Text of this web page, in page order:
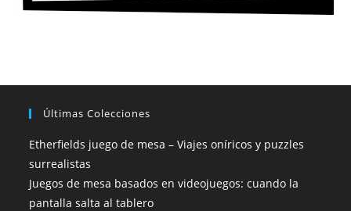
Últimas Colecciones
Etherfields juego de mesa – Viajes oníricos y puzzles
surrealistas
Juegos de mesa basados en videojuegos: cuando la
pantalla salta al tablero